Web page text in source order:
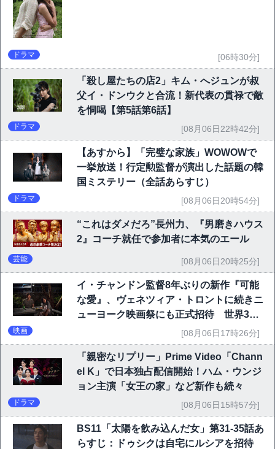
ドラマ [06時30分]
「殺し屋たちの店2」キム・へジュンが叔
父イ・ドンウクと合流！新代表の貫禄で敵
を恫喝【第5話第6話】
ドラマ [08月06日22時42分]
【あすから】「完璧な家族」WOWOWで
一挙放送！行定勲監督が演出した話題の韓
国ミステリー（全話あらすじ）
ドラマ [08月06日20時54分]
“これはダメだろ”長州力、『男磨きハウス
2』コーチ就任で参加者に本気のエール
芸能 [08月06日20時25分]
イ・チャンドン監督8年ぶりの新作『可能
な愛』、ヴェネツィア・トロントに続きニ
ューヨーク映画祭にも正式招待 世界3大
映画祭で快挙｜Netflix映画
映画 [08月06日17時26分]
「親密なリプリー」Prime Video「Chann
el K」で日本独占配信開始！ハム・ウンジ
ョン主演「女王の家」など新作も続々
ドラマ [08月06日15時57分]
BS11「太陽を飲み込んだ女」第31-35話あ
らすじ：ドゥシクは自宅にルシアを招待